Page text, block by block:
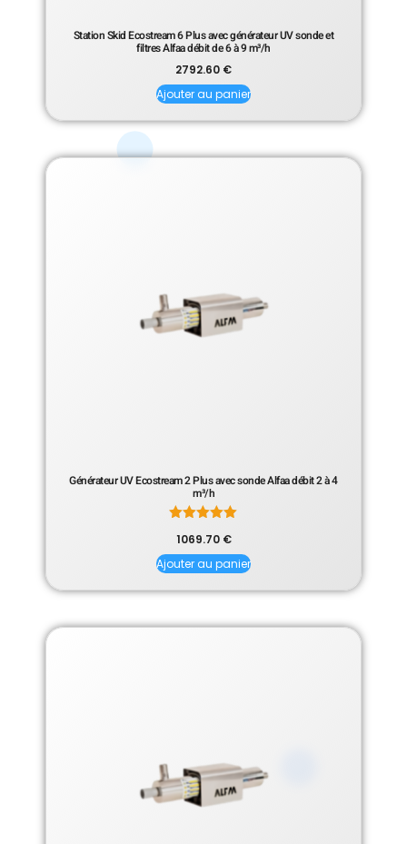
Station Skid Ecostream 6 Plus avec générateur UV sonde et
filtres Alfaa débit de 6 à 9 m³/h
2792.60 €
Ajouter au panier
Générateur UV Ecostream 2 Plus avec sonde Alfaa débit 2 à 4
m³/h
5.00
sur 5
1069.70 €
Ajouter au panier